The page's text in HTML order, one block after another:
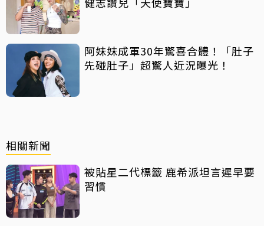
阿妹妹成軍30年驚喜合體！「肚子
先碰肚子」超驚人近況曝光！
相關新聞
被貼星二代標籤 鹿希派坦言遲早要
習慣